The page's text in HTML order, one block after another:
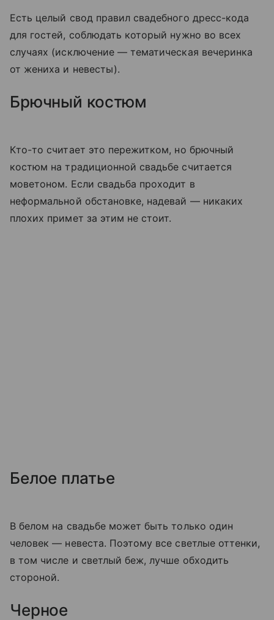
Есть целый свод правил свадебного дресс-кода
для гостей, соблюдать который нужно во всех
случаях (исключение — тематическая вечеринка
от жениха и невесты).
Брючный костюм
Кто-то считает это пережитком, но брючный
костюм на традиционной свадьбе считается
моветоном. Если свадьба проходит в
неформальной обстановке, надевай — никаких
плохих примет за этим не стоит.
Белое платье
В белом на свадьбе может быть только один
человек — невеста. Поэтому все светлые оттенки,
в том числе и светлый беж, лучше обходить
стороной.
Черное